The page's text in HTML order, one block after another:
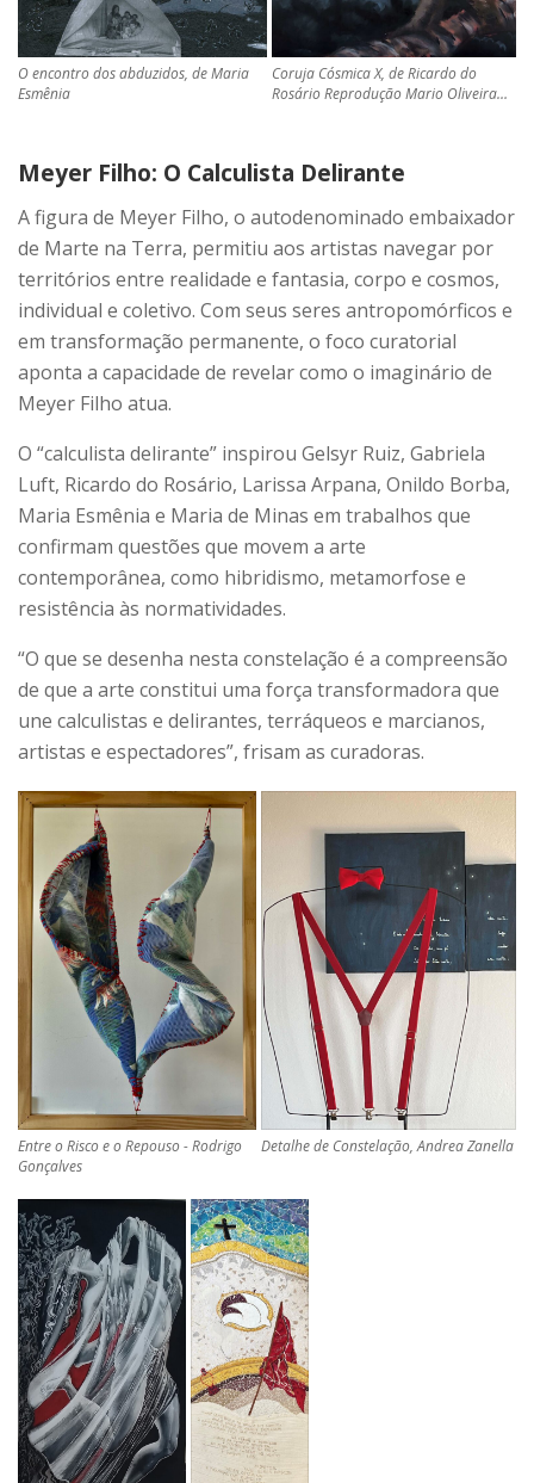
O encontro dos abduzidos, de Maria
Esmênia
Coruja Cósmica X, de Ricardo do
Rosário Reprodução Mario Oliveira…
Meyer Filho: O Calculista Delirante
A figura de Meyer Filho, o autodenominado embaixador
de Marte na Terra, permitiu aos artistas navegar por
territórios entre realidade e fantasia, corpo e cosmos,
individual e coletivo. Com seus seres antropomórficos e
em transformação permanente, o foco curatorial
aponta a capacidade de revelar como o imaginário de
Meyer Filho atua.
O “calculista delirante” inspirou Gelsyr Ruiz, Gabriela
Luft, Ricardo do Rosário, Larissa Arpana, Onildo Borba,
Maria Esmênia e Maria de Minas em trabalhos que
confirmam questões que movem a arte
contemporânea, como hibridismo, metamorfose e
resistência às normatividades.
“O que se desenha nesta constelação é a compreensão
de que a arte constitui uma força transformadora que
une calculistas e delirantes, terráqueos e marcianos,
artistas e espectadores”, frisam as curadoras.
Entre o Risco e o Repouso - Rodrigo
Gonçalves
Detalhe de Constelação, Andrea Zanella